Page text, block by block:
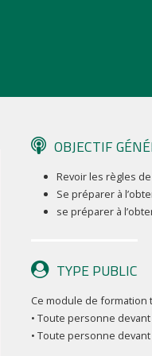
OBJECTIF
Revoir les règles
Se préparer à
se préparer à
TYPE PUBLIC
Ce module de formation
• Toute personne
• Toute personne